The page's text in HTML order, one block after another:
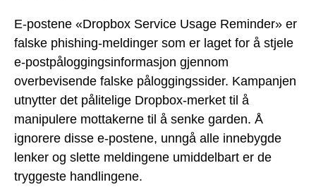
E-postene «Dropbox Service Usage Reminder» er
falske phishing-meldinger som er laget for å stjele
e-postpåloggingsinformasjon gjennom
overbevisende falske påloggingssider. Kampanjen
utnytter det pålitelige Dropbox-merket til å
manipulere mottakerne til å senke garden. Å
ignorere disse e-postene, unngå alle innebygde
lenker og slette meldingene umiddelbart er de
tryggeste handlingene.